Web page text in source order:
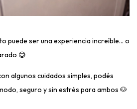
puede ser una experiencia increíble… o
😅
algunos cuidados simples, podés
seguro y sin estrés para ambos 🐶